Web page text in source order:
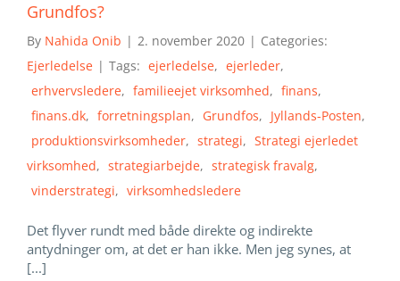
Grundfos?
By Nahida Onib | 2. november 2020 | Categories:
Ejerledelse | Tags: ejerledelse, ejerleder,
erhvervsledere, familieejet virksomhed, finans,
finans.dk, forretningsplan, Grundfos, Jyllands-Posten,
produktionsvirksomheder, strategi, Strategi ejerledet
virksomhed, strategiarbejde, strategisk fravalg,
vinderstrategi, virksomhedsledere
Det flyver rundt med både direkte og indirekte
antydninger om, at det er han ikke. Men jeg synes, at
[...]